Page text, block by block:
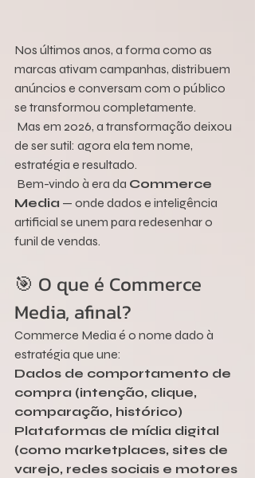
Nos últimos anos, a forma como as
marcas ativam campanhas, distribuem
anúncios e conversam com o público
se transformou completamente.
Mas em 2026, a transformação deixou
de ser sutil: agora ela tem nome,
estratégia e resultado.
Bem-vindo à era da Commerce
Media — onde dados e inteligência
artificial se unem para redesenhar o
funil de vendas.
🎯 O que é Commerce
Media, afinal?
Commerce Media é o nome dado à
estratégia que une:
Dados de comportamento de
compra (intenção, clique,
comparação, histórico)
Plataformas de mídia digital
(como marketplaces, sites de
varejo, redes sociais e motores